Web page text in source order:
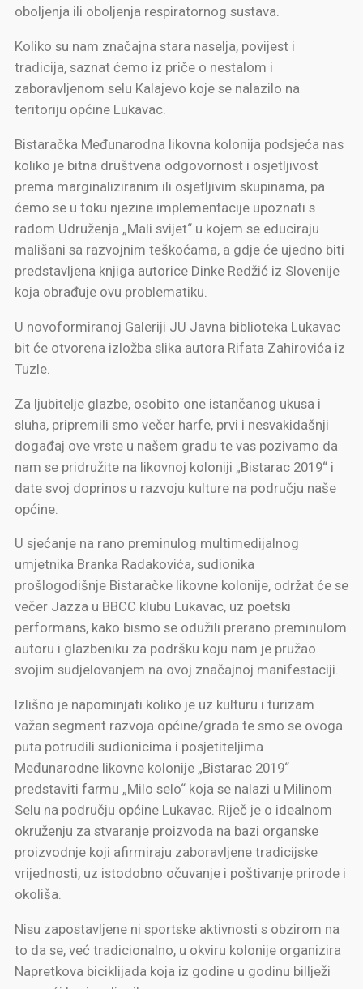
oboljenja ili oboljenja respiratornog sustava.
Koliko su nam značajna stara naselja, povijest i
tradicija, saznat ćemo iz priče o nestalom i
zaboravljenom selu Kalajevo koje se nalazilo na
teritoriju općine Lukavac.
Bistaračka Međunarodna likovna kolonija podsjeća nas
koliko je bitna društvena odgovornost i osjetljivost
prema marginaliziranim ili osjetljivim skupinama, pa
ćemo se u toku njezine implementacije upoznati s
radom Udruženja „Mali svijet“ u kojem se educiraju
mališani sa razvojnim teškoćama, a gdje će ujedno biti
predstavljena knjiga autorice Dinke Redžić iz Slovenije
koja obrađuje ovu problematiku.
U novoformiranoj Galeriji JU Javna biblioteka Lukavac
bit će otvorena izložba slika autora Rifata Zahirovića iz
Tuzle.
Za ljubitelje glazbe, osobito one istančanog ukusa i
sluha, pripremili smo večer harfe, prvi i nesvakidašnji
događaj ove vrste u našem gradu te vas pozivamo da
nam se pridružite na likovnoj koloniji „Bistarac 2019“ i
date svoj doprinos u razvoju kulture na području naše
općine.
U sjećanje na rano preminulog multimedijalnog
umjetnika Branka Radakovića, sudionika
prošlogodišnje Bistaračke likovne kolonije, održat će se
večer Jazza u BBCC klubu Lukavac, uz poetski
performans, kako bismo se odužili prerano preminulom
autoru i glazbeniku za podršku koju nam je pružao
svojim sudjelovanjem na ovoj značajnoj manifestaciji.
Izlišno je napominjati koliko je uz kulturu i turizam
važan segment razvoja općine/grada te smo se ovoga
puta potrudili sudionicima i posjetiteljima
Međunarodne likovne kolonije „Bistarac 2019“
predstaviti farmu „Milo selo“ koja se nalazi u Milinom
Selu na području općine Lukavac. Riječ je o idealnom
okruženju za stvaranje proizvoda na bazi organske
proizvodnje koji afirmiraju zaboravljene tradicijske
vrijednosti, uz istodobno očuvanje i poštivanje prirode i
okoliša.
Nisu zapostavljene ni sportske aktivnosti s obzirom na
to da se, već tradicionalno, u okviru kolonije organizira
Napretkova biciklijada koja iz godine u godinu billježi